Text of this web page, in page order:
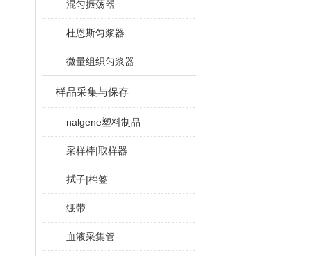
混匀振荡器
杜恩斯匀浆器
微量组织匀浆器
样品采集与保存
nalgene塑料制品
采样棒|取样器
拭子|棉签
绷带
血液采集管